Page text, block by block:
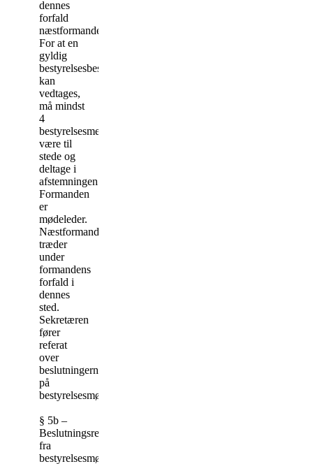
dennes
forfald
næstformandens.
For at en
gyldig
bestyrelsesbeslutning
kan
vedtages,
må mindst
4
bestyrelsesmedlemmer
være til
stede og
deltage i
afstemningen.
Formanden
er
mødeleder.
Næstformanden
træder
under
formandens
forfald i
dennes
sted.
Sekretæren
fører
referat
over
beslutningerne
på
bestyrelsesmøderne.
§ 5b –
Beslutningsreferat
fra
bestyrelsesmøderne